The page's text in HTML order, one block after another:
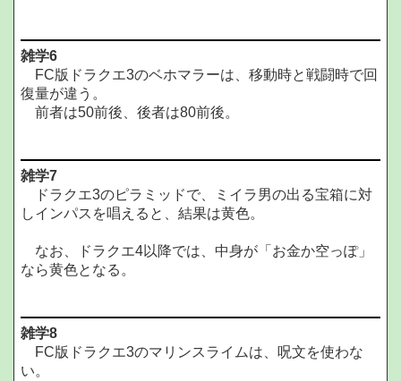
雑学6
FC版ドラクエ3のベホマラーは、移動時と戦闘時で回
復量が違う。
前者は50前後、後者は80前後。
雑学7
ドラクエ3のピラミッドで、ミイラ男の出る宝箱に対
しインパスを唱えると、結果は黄色。
なお、ドラクエ4以降では、中身が「お金か空っぽ」
なら黄色となる。
雑学8
FC版ドラクエ3のマリンスライムは、呪文を使わな
い。